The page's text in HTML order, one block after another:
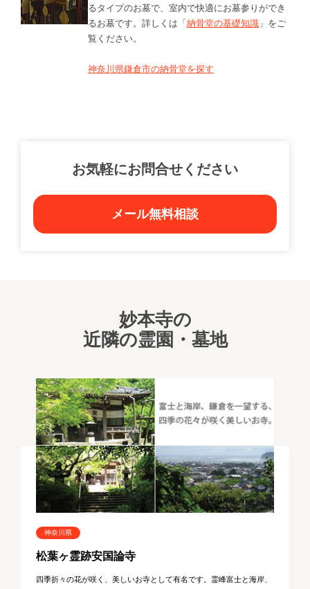
るタイプのお墓で、室内で快適にお墓参りができ
るお墓です。詳しくは「納骨堂の基礎知識 」をご
覧ください。
神奈川県鎌倉市の納骨堂を探す
お気軽にお問合せください
メール無料相談
妙本寺の
近隣の霊園・墓地
神奈川県
松葉ヶ霊跡安国論寺
四季折々の花が咲く、美しいお寺として有名です。霊峰富士と海岸、